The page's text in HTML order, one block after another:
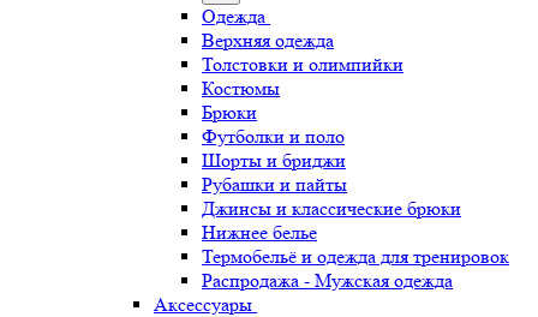
Одежда
Верхняя одежда
Толстовки и олимпийки
Костюмы
Брюки
Футболки и поло
Шорты и бриджи
Рубашки и пайты
Джинсы и классические брюки
Нижнее белье
Термобельё и одежда для тренировок
Распродажа - Мужская одежда
Аксессуары